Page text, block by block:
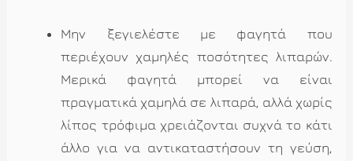
Μην ξεγιελέστε με φαγητά που
περιέχουν χαμηλές ποσότητες λιπαρών.
Μερικά φαγητά μπορεί να είναι
πραγματικά χαμηλά σε λιπαρά, αλλά χωρίς
λίπος τρόφιμα χρειάζονται συχνά το κάτι
άλλο για να αντικαταστήσουν τη γεύση,